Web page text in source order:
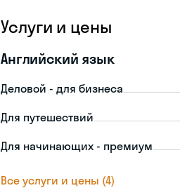
Услуги и цены
Английский язык
Деловой - для бизнеса
Для путешествий
Для начинающих - премиум
Все услуги и цены (4)